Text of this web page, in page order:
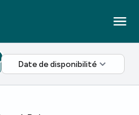
Date de disponibilité